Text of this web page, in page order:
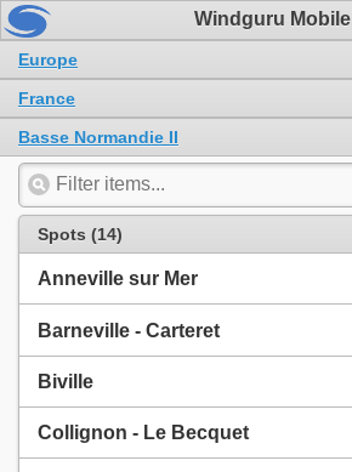
Windguru Mobile
Europe
France
Basse Normandie II
Spots (14)
Anneville sur Mer
Barneville - Carteret
Biville
Collignon - Le Becquet